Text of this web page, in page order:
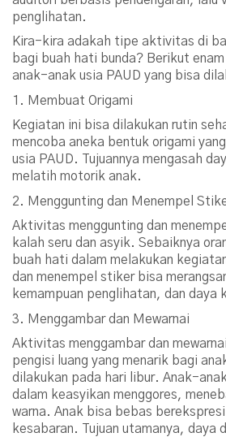
penglihatan.
Kira-kira adakah tipe aktivitas di
bagi buah hati bunda? Berikut
anak-anak usia PAUD yang bisa
1. Membuat Origami
Kegiatan ini bisa dilakukan rutin
mencoba aneka bentuk origami
usia PAUD. Tujuannya mengasah
melatih motorik anak.
2. Menggunting dan Menempel
Aktivitas menggunting dan
kalah seru dan asyik. Sebaiknya
buah hati dalam melakukan
dan menempel stiker bisa
kemampuan penglihatan, dan daya
3. Menggambar dan Mewarnai
Aktivitas menggambar dan
pengisi luang yang menarik bagi
dilakukan pada hari libur. Anak-
dalam keasyikan menggores,
warna. Anak bisa bebas
kesabaran. Tujuan utamanya, daya